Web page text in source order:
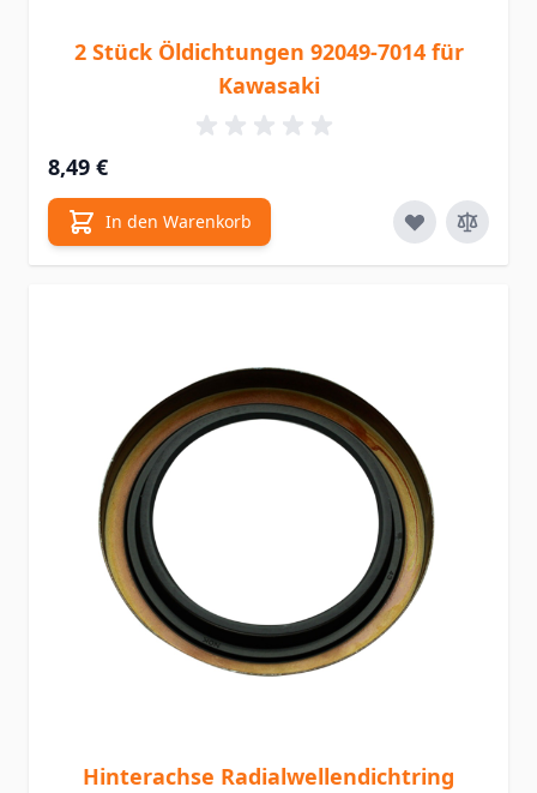
2 Stück Öldichtungen 92049-7014 für
Kawasaki
8,49 €
In den Warenkorb
Hinterachse Radialwellendichtring